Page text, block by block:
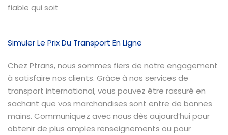
fiable qui soit
Simuler Le Prix Du Transport En Ligne
Chez Ptrans, nous sommes fiers de notre engagement
à satisfaire nos clients. Grâce à nos services de
transport international, vous pouvez être rassuré en
sachant que vos marchandises sont entre de bonnes
mains. Communiquez avec nous dès aujourd’hui pour
obtenir de plus amples renseignements ou pour